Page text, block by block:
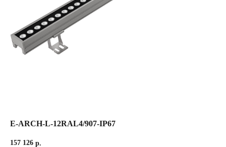
E-ARCH-L-12RAL4/907-IP67
157 126 р.